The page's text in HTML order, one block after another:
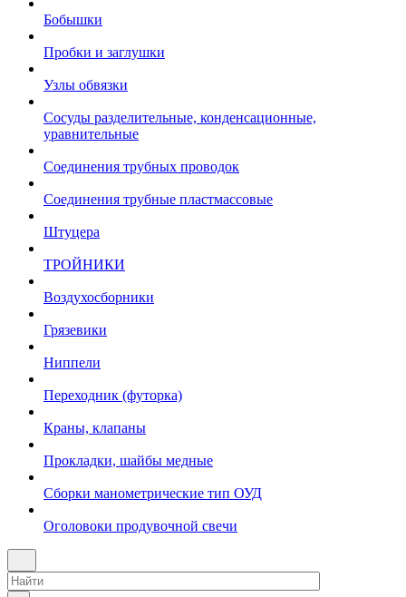
Бобышки
Пробки и заглушки
Узлы обвязки
Сосуды разделительные, конденсационные,
уравнительные
Соединения трубных проводок
Соединения трубные пластмассовые
Штуцера
ТРОЙНИКИ
Воздухосборники
Грязевики
Ниппели
Переходник (футорка)
Краны, клапаны
Прокладки, шайбы медные
Сборки манометрические тип ОУД
Оголовоки продувочной свечи